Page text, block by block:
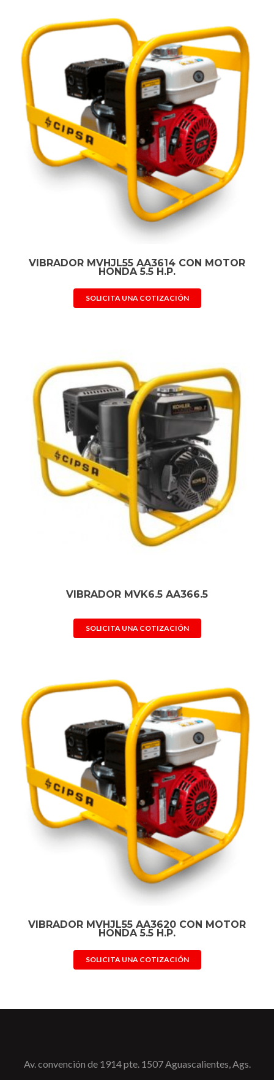
VIBRADOR MVHJL55 AA3614 CON MOTOR
HONDA 5.5 H.P.
SOLICITA UNA COTIZACIÓN
VIBRADOR MVK6.5 AA366.5
SOLICITA UNA COTIZACIÓN
VIBRADOR MVHJL55 AA3620 CON MOTOR
HONDA 5.5 H.P.
SOLICITA UNA COTIZACIÓN
Av. convención de 1914 pte. 1507 Aguascalientes, Ags.